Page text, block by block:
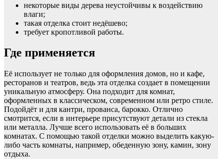
некоторые виды дерева неустойчивы к воздействию
влаги;
такая отделка стоит недёшево;
требует кропотливой работы.
Где применяется
Её использует не только для оформления домов, но и кафе,
ресторанов и театров, ведь эта отделка создает в помещении
уникальную атмосферу. Она подходит для комнат,
оформленных в классическом, современном или ретро стиле.
Подойдёт и для кантри, прованса, барокко. Отлично
смотрится, если в интерьере присутствуют детали из стекла
или металла. Лучше всего использовать её в больших
комнатах. С помощью такой отделки можно выделить какую-
либо часть комнаты, например, обеденную зону, камин, зону
отдыха.